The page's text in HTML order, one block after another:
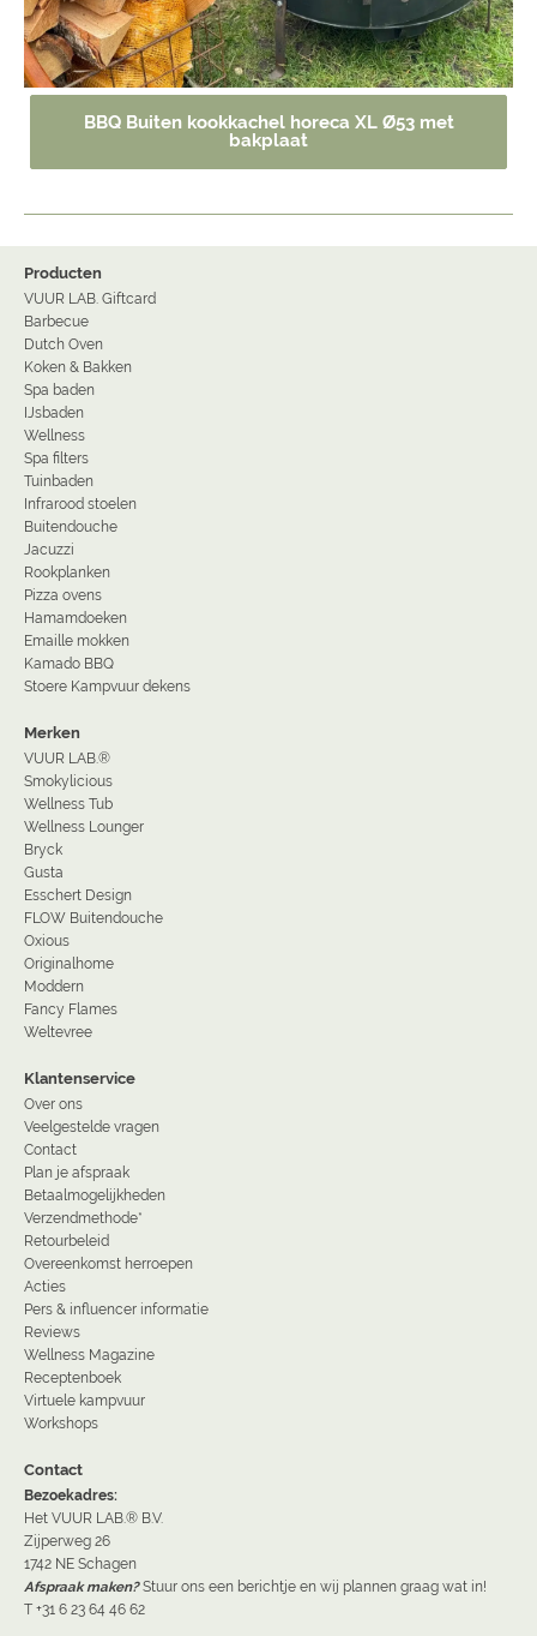
BBQ Buiten kookkachel horeca XL Ø53 met
bakplaat
Producten
VUUR LAB. Giftcard
Barbecue
Dutch Oven
Koken & Bakken
Spa baden
IJsbaden
Wellness
Spa filters
Tuinbaden
Infrarood stoelen
Buitendouche
Jacuzzi
Rookplanken
Pizza ovens
Hamamdoeken
Emaille mokken
Kamado BBQ
Stoere Kampvuur dekens
Merken
VUUR LAB.®
Smokylicious
Wellness Tub
Wellness Lounger
Bryck
Gusta
Esschert Design
FLOW Buitendouche
Oxious
Originalhome
Moddern
Fancy Flames
Weltevree
Klantenservice
Over ons
Veelgestelde vragen
Contact
Plan je afspraak
Betaalmogelijkheden
Verzendmethode*
Retourbeleid
Overeenkomst herroepen
Acties
Pers & influencer informatie
Reviews
Wellness Magazine
Receptenboek
Virtuele kampvuur
Workshops
Contact
Bezoekadres:
Het VUUR LAB.® B.V.
Zijperweg 26
1742 NE Schagen
Afspraak maken? Stuur ons een berichtje en wij plannen graag wat in!
T +31 6 23 64 46 62